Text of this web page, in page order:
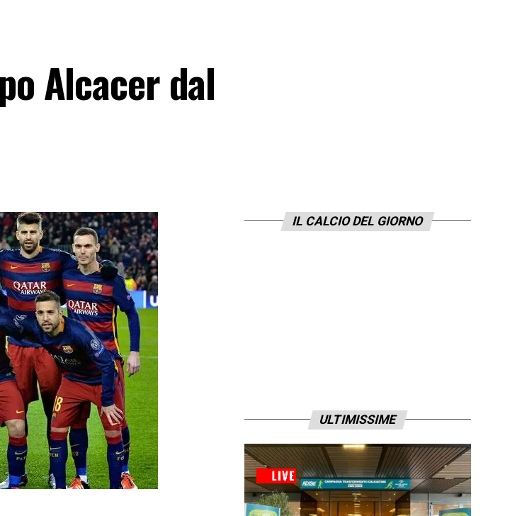
Alcacer dal
IL CALCIO DEL GIORNO
ULTIMISSIME